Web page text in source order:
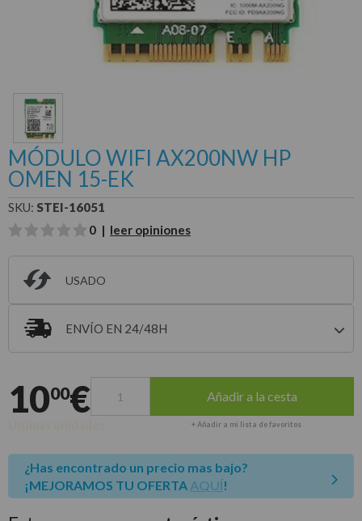
MÓDULO WIFI AX200NW HP
OMEN 15-EK
SKU: STEI-16051
0 | leer opiniones
USADO
ENVÍO EN 24/48H
1000€ Añadir a la cesta
+ Añadir a mi lista de favoritos
¿Has encontrado un precio mas bajo?
¡MEJORAMOS TU OFERTA AQUÍ!